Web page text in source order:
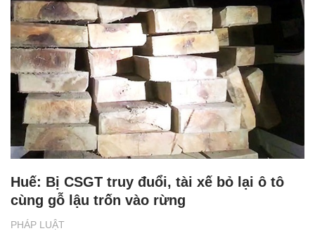
PHÁP LUẬT
Huế: Bị CSGT truy đuổi, tài xế bỏ lại ô tô
cùng gỗ lậu trốn vào rừng